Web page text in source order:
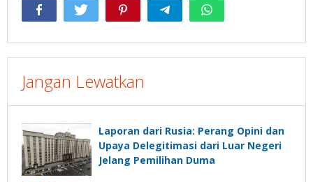
Jangan Lewatkan
Laporan dari Rusia: Perang Opini dan
Upaya Delegitimasi dari Luar Negeri
Jelang Pemilihan Duma